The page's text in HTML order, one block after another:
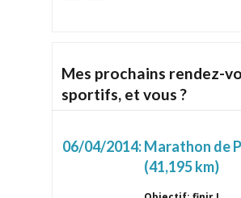
Mes prochains rendez-
sportifs, et vous ?
06/04/2014:Marathon de
(41,195 km)